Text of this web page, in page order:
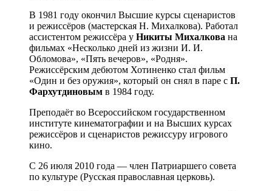
В 1981 году окончил Высшие курсы сценаристов
и режиссёров (мастерская Н. Михалкова). Работал
ассистентом режиссёра у Никиты Михалкова на
фильмах «Несколько дней из жизни И. И.
Обломова», «Пять вечеров», «Родня».
Режиссёрским дебютом Хотиненко стал фильм
«Один и без оружия», который он снял в паре с П.
Фархутдиновым в 1984 году.
Преподаёт во Всероссийском государственном
институте кинематографии и на Высших курсах
режиссёров и сценаристов режиссуру игрового
кино.
С 26 июля 2010 года — член Патриаршего совета
по культуре (Русская православная церковь).